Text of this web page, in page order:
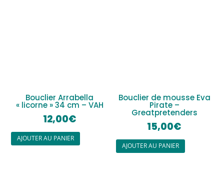
Bouclier Arrabella
« licorne » 34 cm – VAH
12,00€
AJOUTER AU PANIER
Bouclier de mousse Eva
Pirate –
Greatpretenders
15,00€
AJOUTER AU PANIER